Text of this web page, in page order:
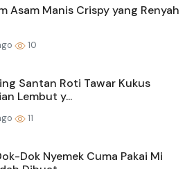
Asam Manis Crispy yang Renyah
10
Santan Roti Tawar Kukus
Lembut y...
11
Dok Nyemek Cuma Pakai Mi